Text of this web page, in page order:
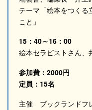
テーマ「絵本をつくる
こと」
15：40～16：00
絵本セラピストさん、
参加費：2000円
定員：15名
主催 ブックランドフ